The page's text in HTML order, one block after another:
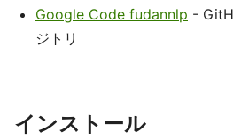
Google Code fudannlp -
ジトリ
インストール